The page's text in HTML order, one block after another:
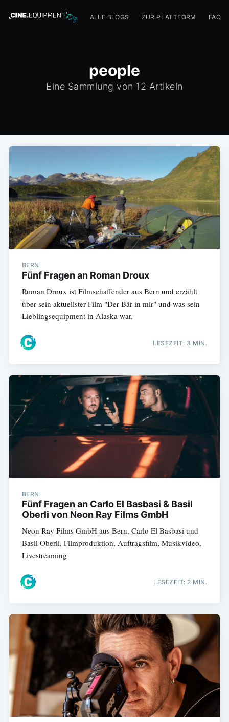
ALLE BLOGS ZUR PLATTFORM FAQ
people
Eine Sammlung von 12 Artikeln
BERN
Fünf Fragen an Roman Droux
Roman Droux ist Filmschaffender aus Bern und erzählt
über sein aktuellster Film "Der Bär in mir" und was sein
Lieblingsequipment in Alaska war.
LESEZEIT: 3 MIN.
BERN
Fünf Fragen an Carlo El Basbasi & Basil
Oberli von Neon Ray Films GmbH
Neon Ray Films GmbH aus Bern, Carlo El Basbasi und
Basil Oberli, Filmproduktion, Auftragsfilm, Musikvideo,
Livestreaming
LESEZEIT: 2 MIN.